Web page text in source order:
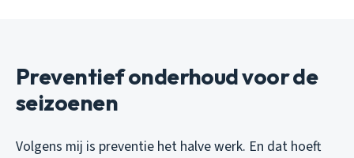
Preventief onderhoud voor de
seizoenen
Volgens mij is preventie het halve werk. En dat hoeft